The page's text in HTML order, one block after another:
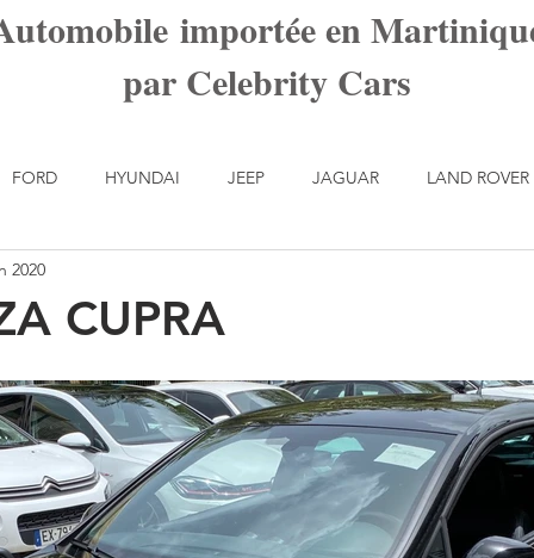
importée en
par Celebrity Cars
FORD HYUNDAI JEEP JAGUAR LAND ROVER
CUPRA
2020